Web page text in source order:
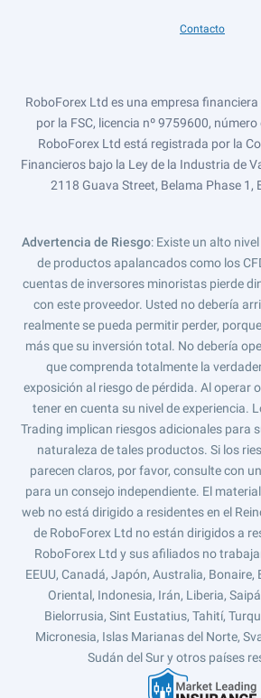
Contacto
RoboForex Ltd es una empresa
por la FSC, licencia nº 9759600,
RoboForex Ltd está registrada por la
Financieros bajo la Ley de la Industria de
2118 Guava Street, Belama Phase 1,
Advertencia de Riesgo: Existe un alto
de productos apalancados como los
cuentas de inversores minoristas pierde
con este proveedor. Usted no debería
realmente se pueda permitir perder,
más que su inversión total. No debería
que comprenda totalmente la
exposición al riesgo de pérdida. Al operar
tener en cuenta su nivel de experiencia.
Trading implican riesgos adicionales para
naturaleza de tales productos. Si los
parecen claros, por favor, consulte con
para un consejo independiente. El
web no está dirigido a residentes en el
de RoboForex Ltd no están dirigidos a
RoboForex Ltd y sus afiliados no
EEUU, Canadá, Japón, Australia, Bonaire,
Oriental, Indonesia, Irán, Liberia,
Bielorrusia, Sint Eustatius, Tahití,
Micronesia, Islas Marianas del Norte,
Sudán del Sur y otros países